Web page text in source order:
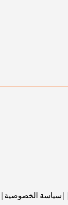
سياسة الخصوصية